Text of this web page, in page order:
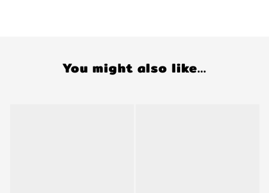
You might also like...